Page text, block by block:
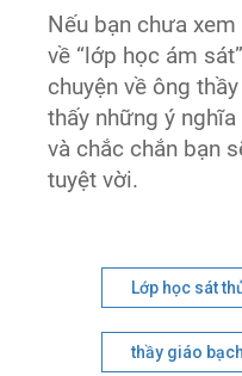
Nếu bạn chưa
về “lớp học ám
chuyện về ông
thấy những ý
và chắc chắn bạn
tuyệt vời.
Lớp học sát
thầy giáo